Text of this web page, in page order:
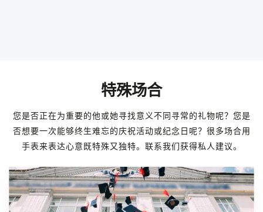
特殊场合
您是否正在为重要的他或她寻找意义不同寻常的礼物呢？您是
否想要一次能够终生难忘的庆祝活动或纪念日呢？很多场合用
手表来表达心意既特殊又独特。联系我们获得私人建议。